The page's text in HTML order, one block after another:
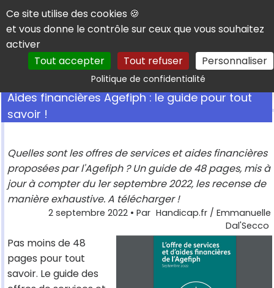
Panneau de gestion des cookies
Ce site utilise des cookies 🍪
et vous donne le contrôle sur ceux que vous souhaitez
activer
Tout accepter
Tout refuser Personnaliser
Politique de confidentialitéRechercher
Aides financières Agefiph : le guide pour tout
savoir !
Quelles sont les offres de services et aides financières
proposées par l'Agefiph ? Un guide de 48 pages, mis à
jour à compter du 1er septembre 2022, les recense de
manière exhaustive. A télécharger !
2 septembre 2022• Par Handicap.fr / Emmanuelle
Dal'Secco
Pas moins de 48
pages pour tout
savoir. Le guide des